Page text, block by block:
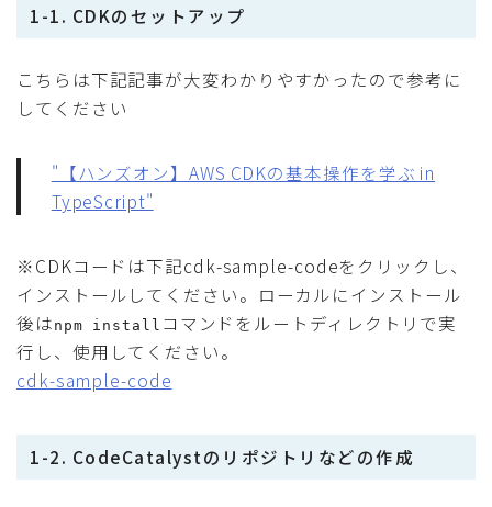
1-1. CDKのセットアップ
こちらは下記記事が大変わかりやすかったので参考に
してください
"【ハンズオン】AWS CDKの基本操作を学ぶ in
TypeScript"
※CDKコードは下記cdk-sample-codeをクリックし、
インストールしてください。ローカルにインストール
後は npm install コマンドをルートディレクトリで実
行し、使用してください。
cdk-sample-code
1-2. CodeCatalystのリポジトリなどの作成